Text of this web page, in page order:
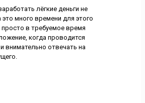
лёгкие деньги не
это много времени для этого
в требуемое время
когда проводится
внимательно отвечать на